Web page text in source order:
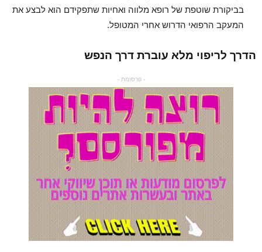
בביקורת שוטפת של רופא מלווה ואחיות שתפקידם הוא לבצע את
המעקב הרפואי הדרוש אחרי המטופל.
הדרך לריפוי מלא עוברת דרך הנפש
- פרסומת -